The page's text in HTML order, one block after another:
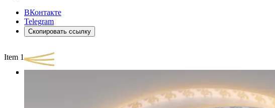
ВКонтакте
Telegram
Скопировать ссылку
Item 1 of 3